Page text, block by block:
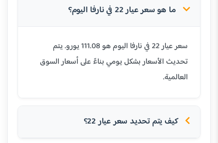
ما هو سعر عيار 22 في نارفا اليوم؟
سعر عيار 22 في نارفا اليوم هو 111.08 يورو. يتم
تحديث الأسعار بشكل يومي بناءً على أسعار السوق
العالمية.
كيف يتم تحديد سعر عيار 22؟